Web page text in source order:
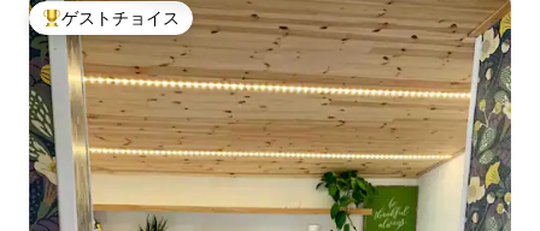
大好評のゲストチョイスです。
ゲストチョイス